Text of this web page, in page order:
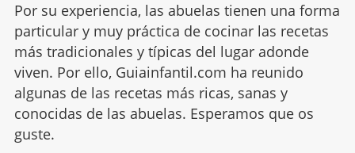
Por su experiencia, las abuelas tienen una forma
particular y muy práctica de cocinar las recetas
más tradicionales y típicas del lugar adonde
viven. Por ello, Guiainfantil.com ha reunido
algunas de las recetas más ricas, sanas y
conocidas de las abuelas. Esperamos que os
guste.